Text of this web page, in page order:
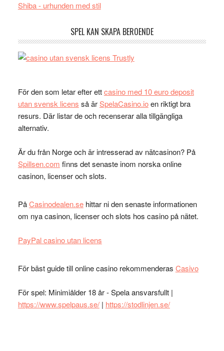
Shiba - urhunden med stil
SPEL KAN SKAPA BEROENDE
För den som letar efter ettcasino med 10 euro deposit
utan svensk licens så ärSpelaCasino.ioen riktigt bra
resurs. Där listar de och recenserar alla tillgängliga
alternativ.
Är du från Norge och är intresserad av nätcasinon? På
Spillsen.com finns det senaste inom norska online
casinon, licenser och slots.
PåCasinodealen.sehittar ni den senaste informationen
om nya casinon, licenser och slots hos casino på nätet.
PayPal casino utan licens
För bäst guide till online casino rekommenderas Casivo
För spel: Minimiålder 18 år - Spela ansvarsfullt |
https://www.spelpaus.se/| https://stodlinjen.se/